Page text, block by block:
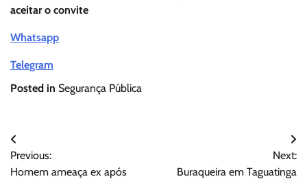
aceitar o convite
Whatsapp
Telegram
Posted in Segurança Pública
Navegação
de
Previous:
Homem ameaça ex após
Next:
Buraqueira em Taguatinga